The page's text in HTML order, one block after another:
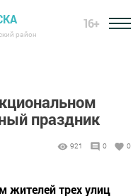
район
16+
праздник
921 0 0
жителей трех улиц